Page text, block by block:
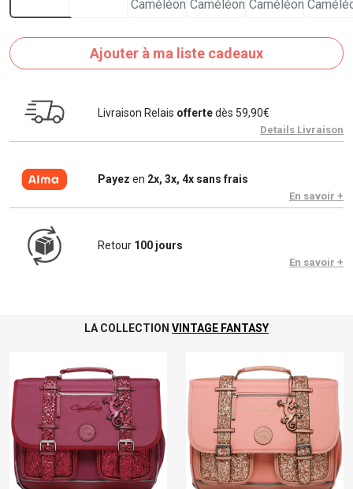
Ajouter à ma liste cadeaux
Livraison Relais offertedès 59,90€
Details Livraison
Payez en 2x, 3x, 4x sans frais
En savoir +
Retour 100 jours
En savoir +
LA COLLECTION VINTAGE FANTASY